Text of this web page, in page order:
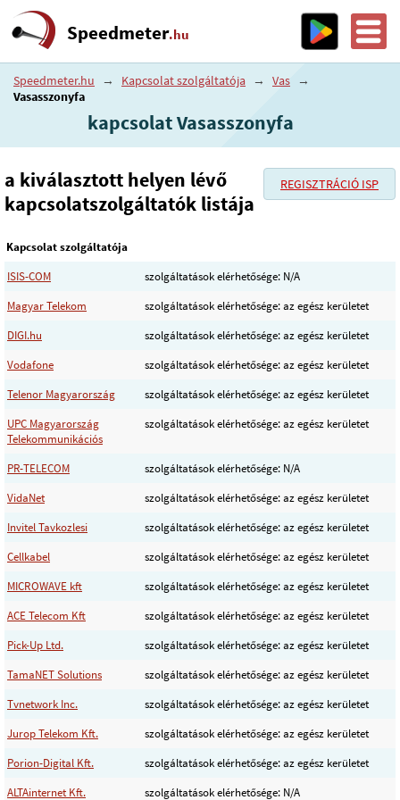
Speedmeter.hu
Speedmeter.hu → Kapcsolat szolgáltatója → Vas →
Vasasszonyfa
kapcsolat Vasasszonyfa
REGISZTRÁCIÓ ISP
a kiválasztott helyen lévő
kapcsolatszolgáltatók listája
Kapcsolat szolgáltatója
ISIS-COM
szolgáltatások elérhetősége: N/A
Magyar Telekom
szolgáltatások elérhetősége: az egész kerületet
DIGI.hu
szolgáltatások elérhetősége: az egész kerületet
Vodafone
szolgáltatások elérhetősége: az egész kerületet
Telenor Magyarország
szolgáltatások elérhetősége: az egész kerületet
UPC Magyarország
Telekommunikációs
szolgáltatások elérhetősége: az egész kerületet
PR-TELECOM
szolgáltatások elérhetősége: N/A
VidaNet
szolgáltatások elérhetősége: az egész kerületet
Invitel Tavkozlesi
szolgáltatások elérhetősége: az egész kerületet
Cellkabel
szolgáltatások elérhetősége: az egész kerületet
MICROWAVE kft
szolgáltatások elérhetősége: az egész kerületet
ACE Telecom Kft
szolgáltatások elérhetősége: az egész kerületet
Pick-Up Ltd.
szolgáltatások elérhetősége: az egész kerületet
TamaNET Solutions
szolgáltatások elérhetősége: az egész kerületet
Tvnetwork Inc.
szolgáltatások elérhetősége: az egész kerületet
Jurop Telekom Kft.
szolgáltatások elérhetősége: az egész kerületet
Porion-Digital Kft.
szolgáltatások elérhetősége: az egész kerületet
ALTAinternet Kft.
szolgáltatások elérhetősége: N/A